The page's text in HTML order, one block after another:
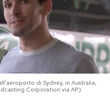
di Sydney, in Australia,
Corporation via AP)